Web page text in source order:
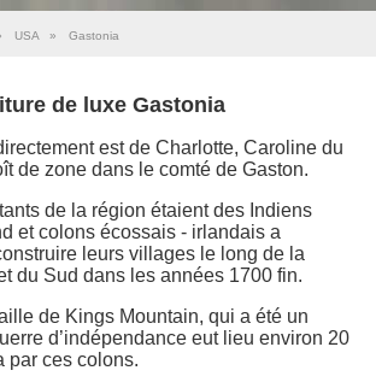
USA » Gastonia
de luxe Gastonia
est de Charlotte, Caroline du
de zone dans le comté de Gaston.
de la région étaient des Indiens
et colons écossais - irlandais a
leurs villages le long de la
du Sud dans les années 1700 fin.
de Kings Mountain, qui a été un
d’indépendance eut lieu environ 20
par ces colons.